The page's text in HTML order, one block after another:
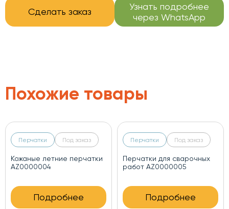
Сделать заказ
Узнать подробнее
через WhatsApp
Похожие товары
Перчатки Под заказ
Зимние противоударные
перчатки AZ0000006
Подробнее
Перчатки Под заказ
Летние противоударные
перчатки AZ0000007
Подробнее